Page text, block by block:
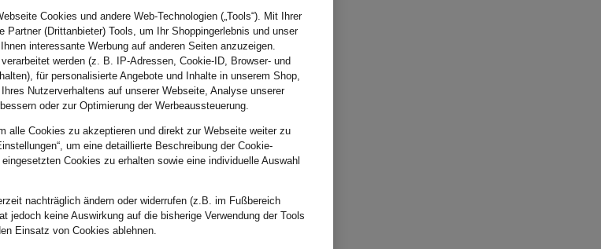
Cookies und andere Web-Technologien („Tools“). Mit Ihrer
Partner (Drittanbieter) Tools, um Ihr Shoppingerlebnis und unser
interessante Werbung auf anderen Seiten anzuzeigen.
werden (z. B. IP-Adressen, Cookie-ID, Browser- und
für personalisierte Angebote und Inhalte in unserem Shop,
Nutzerverhaltens auf unserer Webseite, Analyse unserer
oder zur Optimierung der Werbeaussteuerung.
alle Cookies zu akzeptieren und direkt zur Webseite weiter zu
um eine detaillierte Beschreibung der Cookie-
Cookies zu erhalten sowie eine individuelle Auswahl
nachträglich ändern oder widerrufen (z.B. im Fußbereich
jedoch keine Auswirkung auf die bisherige Verwendung der Tools
Einsatz von Cookies ablehnen.